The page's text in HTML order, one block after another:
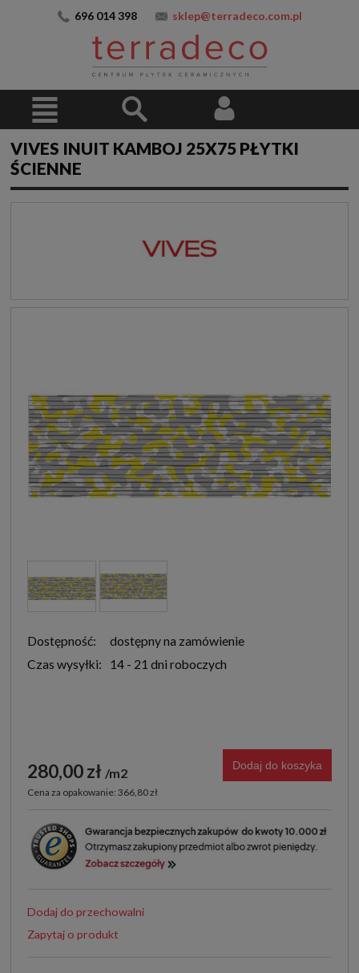
696 014 398 sklep@terradeco.com.pl
VIVES INUIT KAMBOJ 25X75 PŁYTKI
ŚCIENNE
Dostępność:
dostępny na zamówienie
Czas wysyłki:
14 - 21 dni roboczych
280,00 zł m2
Cena za opakowanie: 366,80 zł
Dodaj do koszyka
Dodaj do przechowalni
Zapytaj o produkt